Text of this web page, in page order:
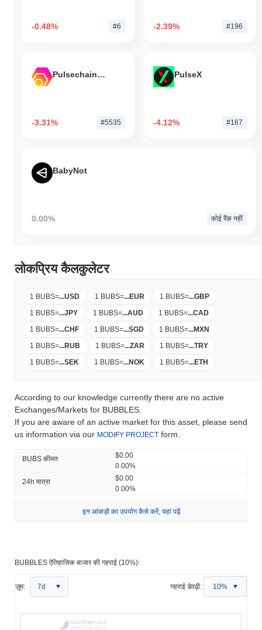
-0.48% #6 -2.39% #196
Pulsechain Bridged HEX (Pulsechain)
-3.31% #5535
PulseX
-4.12% #167
BabyNot
0.00% कोई रैंक नहीं
लोकप्रिय कैलकुलेटर
1 BUBS=...USD 1 BUBS=...EUR 1 BUBS=...GBP
1 BUBS=...JPY 1 BUBS=...AUD 1 BUBS=...CAD
1 BUBS=...CHF 1 BUBS=...SGD 1 BUBS=...MXN
1 BUBS=...RUB 1 BUBS=...ZAR 1 BUBS=...TRY
1 BUBS=...SEK 1 BUBS=...NOK 1 BUBS=...ETH
According to our knowledge currently there are no active
Exchanges/Markets for BUBBLES.
If you are aware of an active market for this asset, please send
us information via our MODIFY PROJECT form.
BUBS कीमत
$0.00
0.00%
24h मात्रा
$0.00
0.00%
इन आंकड़ों का उपयोग कैसे करें, यहां पढ़ें
BUBBLES ऐतिहासिक बाजार की गहराई (10%):
ज़ूम: 7d गहराई डेवढ़ी: 10%